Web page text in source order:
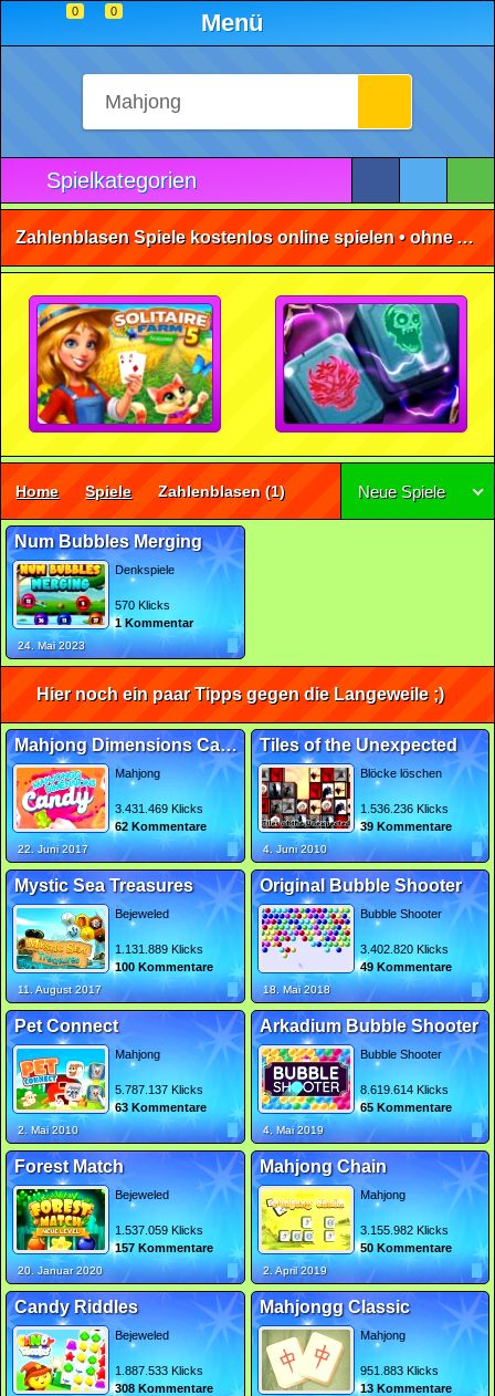
0 0 Menü
Spielkategorien
Zahlenblasen Spiele kostenlos online spielen • ohne Anmeldung 🕹️
Home Spiele Zahlenblasen (1) Neue Spiele
Num Bubbles Merging
Denkspiele
570 Klicks
1 Kommentar
24. Mai 2023
Hier noch ein paar Tipps gegen die Langeweile ;)
Mahjong Dimensions Candy
Mahjong
3.431.469 Klicks
62 Kommentare
22. Juni 2017
Tiles of the Unexpected
Blöcke löschen
1.536.236 Klicks
39 Kommentare
4. Juni 2010
Mystic Sea Treasures
Bejeweled
1.131.889 Klicks
100 Kommentare
11. August 2017
Original Bubble Shooter
Bubble Shooter
3.402.820 Klicks
49 Kommentare
18. Mai 2018
Pet Connect
Mahjong
5.787.137 Klicks
63 Kommentare
2. Mai 2010
Arkadium Bubble Shooter
Bubble Shooter
8.619.614 Klicks
65 Kommentare
4. Mai 2019
Forest Match
Bejeweled
1.537.059 Klicks
157 Kommentare
20. Januar 2020
Mahjong Chain
Mahjong
3.155.982 Klicks
50 Kommentare
2. April 2019
Candy Riddles
Bejeweled
1.887.533 Klicks
308 Kommentare
Mahjongg Classic
Mahjong
951.883 Klicks
13 Kommentare